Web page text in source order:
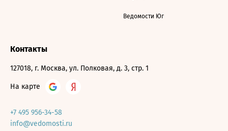
Ведомости Юг
Контакты
127018, г. Москва, ул. Полковая, д. 3, стр. 1
На карте
+7 495 956-34-58
info@vedomosti.ru